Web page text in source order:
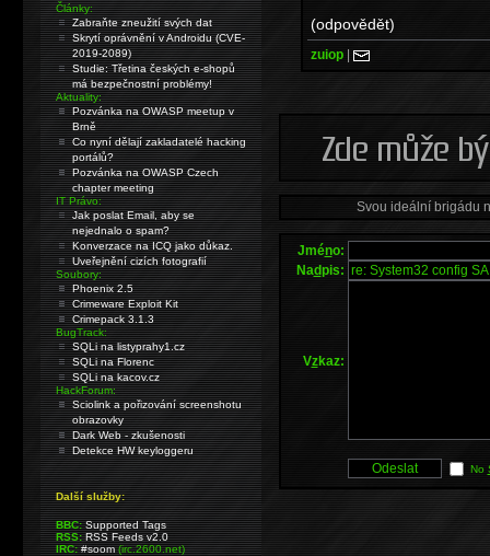
(odpovědět)
zuiop |
Svou ideální brigádu
Jméno:
Nadpis:
Vzkaz:
No
Články:
Zabraňte zneužití svých dat
Skrytí oprávnění v Androidu (CVE-
2019-2089)
Studie: Třetina českých e-shopů
má bezpečnostní problémy!
Aktuality:
Pozvánka na OWASP meetup v
Brně
Co nyní dělají zakladatelé hacking
portálů?
Pozvánka na OWASP Czech
chapter meeting
IT Právo:
Jak poslat Email, aby se
nejednalo o spam?
Konverzace na ICQ jako důkaz.
Uveřejnění cizích fotografií
Soubory:
Phoenix 2.5
Crimeware Exploit Kit
Crimepack 3.1.3
BugTrack:
SQLi na listyprahy1.cz
SQLi na Florenc
SQLi na kacov.cz
HackForum:
Sciolink a pořizování screenshotu
obrazovky
Dark Web - zkušenosti
Detekce HW keyloggeru
Další služby:
BBC: Supported Tags
RSS: RSS Feeds v2.0
IRC: #soom(irc.2600.net)